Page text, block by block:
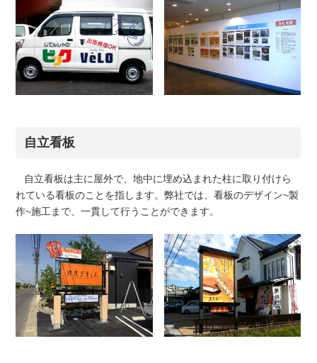
自立看板
自立看板は主に屋外で、地中に埋め込まれた柱に取り付けら
れている看板のことを指します。弊社では、看板のデザイン~製
作~施工まで、一貫して行うことができます。